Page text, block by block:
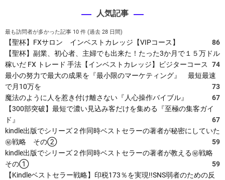
人気記事
最も訪問者が多かった記事 10 件 (過去 28 日間)
【聖杯】FXサロン インベストカレッジ【VIPコース】
86
【聖杯】副業、初心者、主婦でも出来た！たった3か月で１５万ドル
稼いだ FX トレード 手法【インベストカレッジ】ビジターコース
74
最小の努力で最大の成果を『最小限のマーケティング』 最短最速
で月10万を
73
魔法のように人を惹き付け離さない『人心操作バイブル』
67
【300部突破】最短で濃い見込み客だけを集める『至極の集客ガイ
ド』
67
kindle出版でシリーズ２作同時ベストセラーの著者が秘密にしていた
㊙戦略 その②
59
kindle出版でシリーズ２作同時ベストセラーの著者が教える㊙戦略
その①
59
【Kindleベストセラー戦略】印税173％を実現!!SNS弱者のための反